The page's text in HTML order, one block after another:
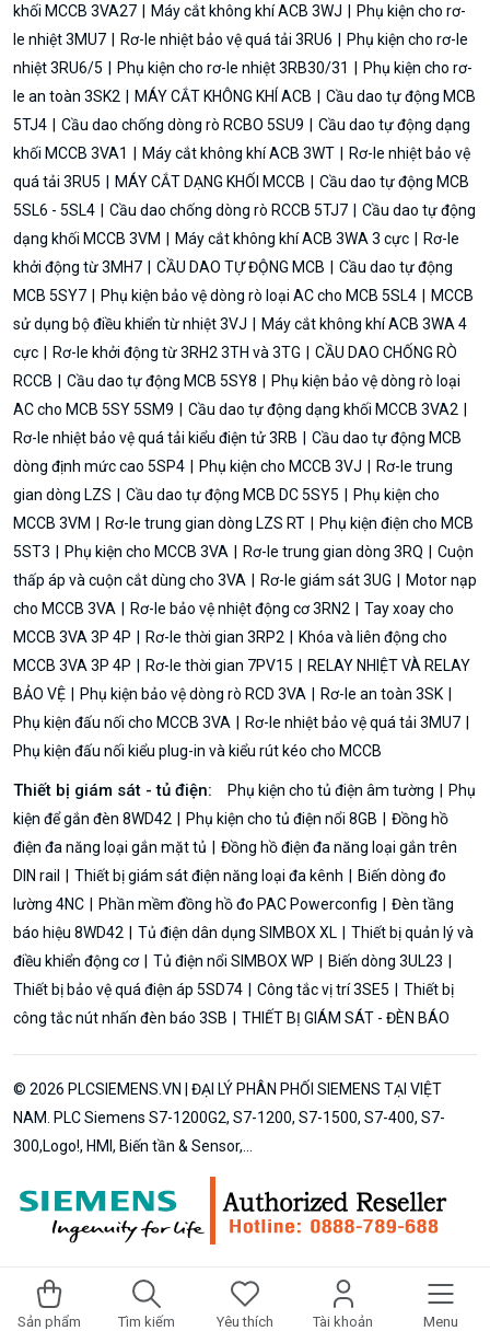
Sản phẩm Tìm kiếm Yêu thích Tài khoản Menu
khối MCCB 3VA27
Máy cắt không khí ACB 3WJ
Phụ kiện cho rơ-
le nhiệt 3MU7
Rơ-le nhiệt bảo vệ quá tải 3RU6
Phụ kiện cho rơ-le
nhiệt 3RU6/5
Phụ kiện cho rơ-le nhiệt 3RB30/31
Phụ kiện cho rơ-
le an toàn 3SK2
MÁY CẮT KHÔNG KHÍ ACB
Cầu dao tự động MCB
5TJ4
Cầu dao chống dòng rò RCBO 5SU9
Cầu dao tự động dạng
khối MCCB 3VA1
Máy cắt không khí ACB 3WT
Rơ-le nhiệt bảo vệ
quá tải 3RU5
MÁY CẮT DẠNG KHỐI MCCB
Cầu dao tự động MCB
5SL6 - 5SL4
Cầu dao chống dòng rò RCCB 5TJ7
Cầu dao tự động
dạng khối MCCB 3VM
Máy cắt không khí ACB 3WA 3 cực
Rơ-le
khởi động từ 3MH7
CẦU DAO TỰ ĐỘNG MCB
Cầu dao tự động
MCB 5SY7
Phụ kiện bảo vệ dòng rò loại AC cho MCB 5SL4
MCCB
sử dụng bộ điều khiển từ nhiệt 3VJ
Máy cắt không khí ACB 3WA 4
cực
Rơ-le khởi động từ 3RH2 3TH và 3TG
CẦU DAO CHỐNG RÒ
RCCB
Cầu dao tự động MCB 5SY8
Phụ kiện bảo vệ dòng rò loại
AC cho MCB 5SY 5SM9
Cầu dao tự động dạng khối MCCB 3VA2
Rơ-le nhiệt bảo vệ quá tải kiểu điện tử 3RB
Cầu dao tự động MCB
dòng định mức cao 5SP4
Phụ kiện cho MCCB 3VJ
Rơ-le trung
gian dòng LZS
Cầu dao tự động MCB DC 5SY5
Phụ kiện cho
MCCB 3VM
Rơ-le trung gian dòng LZS RT
Phụ kiện điện cho MCB
5ST3
Phụ kiện cho MCCB 3VA Rơ-le trung gian dòng 3RQ
Cuộn
thấp áp và cuộn cắt dùng cho 3VA
Rơ-le giám sát 3UG
Motor nạp
cho MCCB 3VA
Rơ-le bảo vệ nhiệt động cơ 3RN2
Tay xoay cho
MCCB 3VA 3P 4P
Rơ-le thời gian 3RP2
Khóa và liên động cho
MCCB 3VA 3P 4P
Rơ-le thời gian 7PV15
RELAY NHIỆT VÀ RELAY
BẢO VỆ
Phụ kiện bảo vệ dòng rò RCD 3VA
Rơ-le an toàn 3SK
Phụ kiện đấu nối cho MCCB 3VA
Rơ-le nhiệt bảo vệ quá tải 3MU7
Phụ kiện đấu nối kiểu plug-in và kiểu rút kéo cho MCCB
Thiết bị giám sát - tủ điện: Phụ kiện cho tủ điện âm tường
Phụ
kiện để gắn đèn 8WD42
Phụ kiện cho tủ điện nổi 8GB
Đồng hồ
điện đa năng loại gắn mặt tủ
Đồng hồ điện đa năng loại gắn trên
DIN rail
Thiết bị giám sát điện năng loại đa kênh
Biến dòng đo
lường 4NC
Phần mềm đồng hồ đo PAC Powerconfig
Đèn tầng
báo hiệu 8WD42
Tủ điện dân dụng SIMBOX XL
Thiết bị quản lý và
điều khiển động cơ
Tủ điện nổi SIMBOX WP
Biến dòng 3UL23
Thiết bị bảo vệ quá điện áp 5SD74
Công tắc vị trí 3SE5
Thiết bị
công tắc nút nhấn đèn báo 3SB
THIẾT BỊ GIÁM SÁT - ĐÈN BÁO
© 2026 PLCSIEMENS.VN | ĐẠI LÝ PHÂN PHỐI SIEMENS TẠI VIỆT
NAM. PLC Siemens S7-1200G2, S7-1200, S7-1500, S7-400, S7-
300,Logo!, HMI, Biến tần & Sensor,...